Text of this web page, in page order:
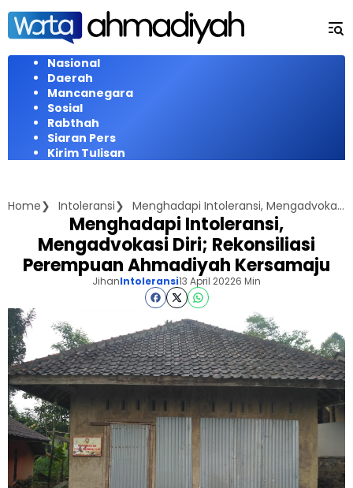
Langsung
konten
Nasional
Daerah
Mancanegara
Sosial
Rabthah
Siaran Pers
Kirim Tulisan
Home Intoleransi Menghadapi Intoleransi, Mengadvokasi Diri; Rekonsiliasi Perempuan Ahmadiyah Kersamaju
Menghadapi Intoleransi,
Mengadvokasi Diri; Rekonsiliasi
Perempuan Ahmadiyah Kersamaju
JihanIntoleransi13 April 20226 Min